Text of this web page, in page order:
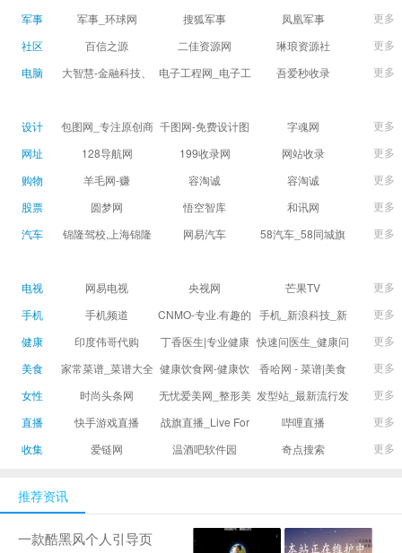
精准赛程赛果及角
育赛果直播|让足球
军事
军事_环球网 搜狐军事 凤凰军事
更多
社区
百信之源 二佳资源网 琳琅资源社
更多
电脑
大智慧-金融科技、
据,投资理财,港股,期
货,股指期货,手机炒
股,股票软件,炒股软
件，免费炒股软
软件,证
电子工程网_电子工
吾爱秒收录
收录
更多
设计
包图网_专注原创商
用设计图片下载，
千图网-免费设计图
片素材网站-正版商
字魂网
更多
网址
128导航网 199收录网 网站收录
更多
购物
羊毛网-赚 容淘诚 容淘诚
更多
股票
圆梦网 悟空智库 和讯网
更多
汽车
锦隆驾校,上海锦隆
网易汽车
58汽车_58同城旗
更多
电视 网易电视 央视网 芒果TV
更多
手机
手机频道
CNMO-专业.有趣的
科技新媒体
手机_新浪科技_新
浪网
更多
健康
印度伟哥代购
丁香医生|专业健康
生活方式平台
快速问医生_健康问
题免费在线咨询专
更多
美食
家常菜谱_菜谱大全
_菜谱家常菜做法大
健康饮食网-健康饮
食食谱_健康饮食小
香哈网 - 菜谱|美食
菜谱|菜谱大全-学做
更多
女性
时尚头条网
LADYMAX.cn|国内
新闻并提供奢侈品
无忧爱美网_整形美
容门户
发型站_最新流行发
型设计发型图片与
更多
直播
快手游戏直播
战旗直播_Live For
Gamers丨天生爱
哔哩直播
更多
收集
爱链网 温酒吧软件园 奇点搜索 更多
推荐资讯
一款酷黑风个人引导页